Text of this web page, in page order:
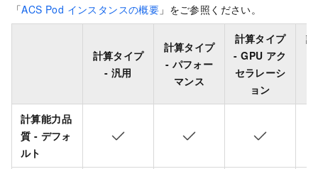
「ACS Pod インスタンスの概要 」をご参照ください。
計算タイプ
- 汎用
計算タイプ
- パフォー
マンス
計算タイプ
- GPU アク
セラレーシ
ョン
計算能力品
質 - デフォ
ルト